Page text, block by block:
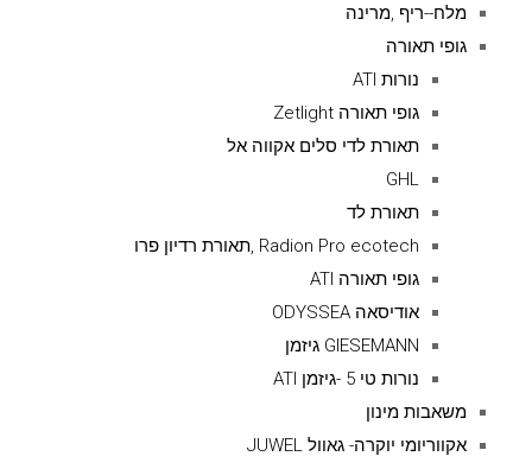
מלח--ריף ,מרינה
גופי תאורה
נורות ATI
גופי תאורה Zetlight
תאורת לדי סלים אקווה אל
GHL
תאורת לד
Radion Pro ecotech ,תאורת רדיון פרו
גופי תאורה ATI
אודיסאה ODYSSEA
GIESEMANN גיזמן
נורות טי 5 -גיזמן ATI
משאבות מינון
אקווריומי יוקרה- גאוול JUWEL